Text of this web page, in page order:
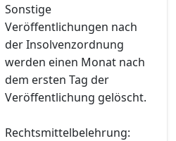
Sonstige
Veröffentlichungen nach
der Insolvenzordnung
werden einen Monat nach
dem ersten Tag der
Veröffentlichung gelöscht.
Rechtsmittelbelehrung: